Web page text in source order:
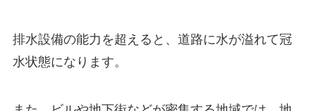
排水設備の能力を超えると、道路に水が溢れて冠
水状態になります。